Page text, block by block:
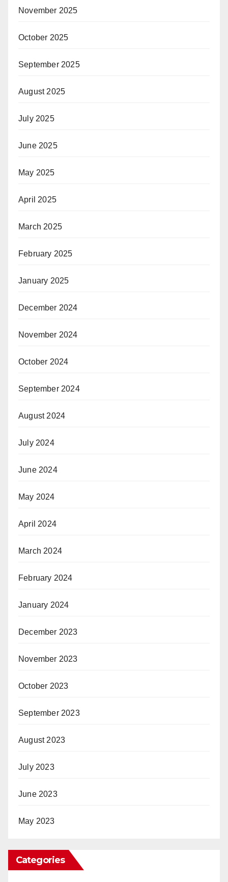
November 2025
October 2025
September 2025
August 2025
July 2025
June 2025
May 2025
April 2025
March 2025
February 2025
January 2025
December 2024
November 2024
October 2024
September 2024
August 2024
July 2024
June 2024
May 2024
April 2024
March 2024
February 2024
January 2024
December 2023
November 2023
October 2023
September 2023
August 2023
July 2023
June 2023
May 2023
Categories